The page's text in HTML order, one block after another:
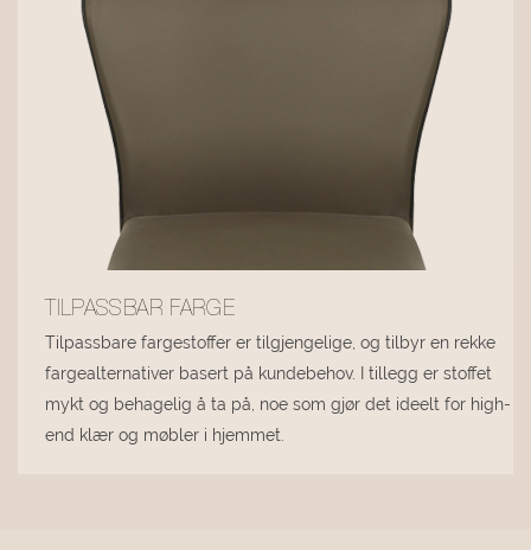
TILPASSBAR FARGE
Tilpassbare fargestoffer er tilgjengelige, og tilbyr en rekke
fargealternativer basert på kundebehov. I tillegg er stoffet
mykt og behagelig å ta på, noe som gjør det ideelt for high-
end klær og møbler i hjemmet.